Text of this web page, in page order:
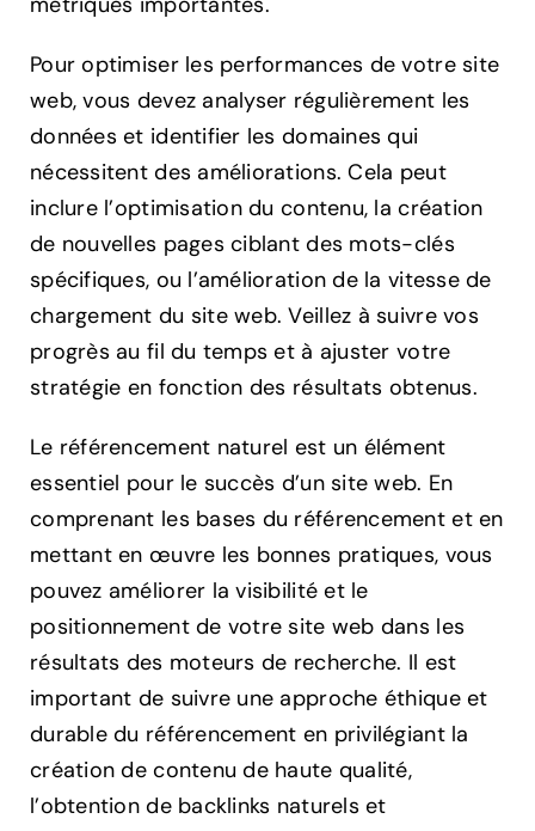
Pour optimiser les performances de votre site
web, vous devez analyser régulièrement les
données et identifier les domaines qui
nécessitent des améliorations. Cela peut
inclure l’optimisation du contenu, la création
de nouvelles pages ciblant des mots-clés
spécifiques, ou l’amélioration de la vitesse de
chargement du site web. Veillez à suivre vos
progrès au fil du temps et à ajuster votre
stratégie en fonction des résultats obtenus.
Le référencement naturel est un élément
essentiel pour le succès d’un site web. En
comprenant les bases du référencement et en
mettant en œuvre les bonnes pratiques, vous
pouvez améliorer la visibilité et le
positionnement de votre site web dans les
résultats des moteurs de recherche. Il est
important de suivre une approche éthique et
durable du référencement en privilégiant la
création de contenu de haute qualité,
l’obtention de backlinks naturels et